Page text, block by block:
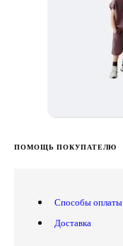
ПОМОЩЬ ПОКУПАТЕЛЮ
Способы оплаты
Доставка